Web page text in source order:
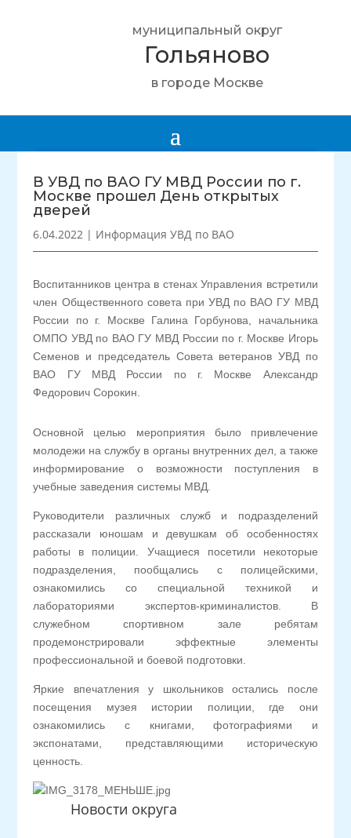
муниципальный округ
Гольяново
в городе Москве
Новости округа
В УВД по ВАО ГУ МВД России по г.
Москве прошел День открытых
дверей
6.04.2022 | Информация УВД по ВАО
Воспитанников центра в стенах Управления встретили
член Общественного совета при УВД по ВАО ГУ МВД
России по г. Москве Галина Горбунова, начальника
ОМПО УВД по ВАО ГУ МВД России по г. Москве Игорь
Семенов и председатель Совета ветеранов УВД по
ВАО ГУ МВД России по г. Москве Александр
Федорович Сорокин.
Основной целью мероприятия было привлечение
молодежи на службу в органы внутренних дел, а также
информирование о возможности поступления в
учебные заведения системы МВД.
Руководители различных служб и подразделений
рассказали юношам и девушкам об особенностях
работы в полиции. Учащиеся посетили некоторые
подразделения, пообщались с полицейскими,
ознакомились со специальной техникой и
лабораториями экспертов-криминалистов. В
служебном спортивном зале ребятам
продемонстрировали эффектные элементы
профессиональной и боевой подготовки.
Яркие впечатления у школьников остались после
посещения музея истории полиции, где они
ознакомились с книгами, фотографиями и
экспонатами, представляющими историческую
ценность.